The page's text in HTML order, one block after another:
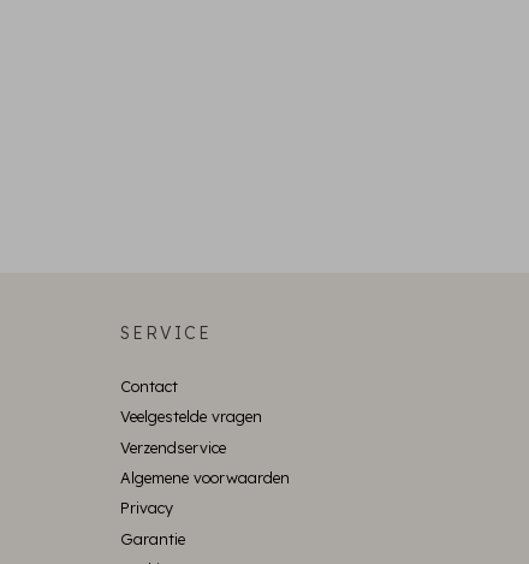
SERVICE
Contact
Veelgestelde vragen
Verzendservice
Algemene voorwaarden
Privacy
Garantie